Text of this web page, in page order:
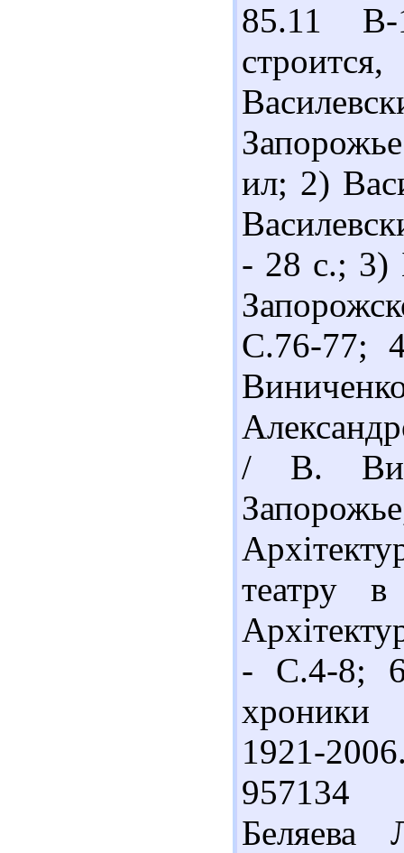
85.11 В-
ил; 2)
- 28 с.; 3)
С.76-77;
/ В.
театру
- С.4-8;
хроники
1921-
957134